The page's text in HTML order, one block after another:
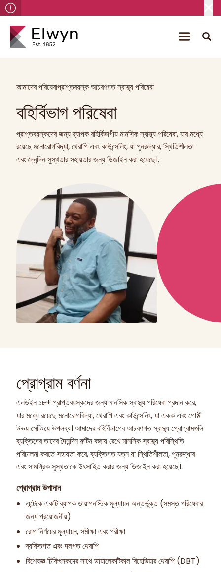
আমাদের পরিষেবাপ্রাপ্তবয়স্ক আচরণগত স্বাস্থ্য পরিষেবা
বহির্বিভাগ পরিষেবা
প্রাপ্তবয়স্কদের জন্য ব্যাপক বহির্বিভাগীয় মানসিক স্বাস্থ্য পরিষেবা, যার মধ্যে
রয়েছে মনোরোগবিদ্যা, থেরাপি এবং কাউন্সেলিং, যা পুনরুদ্ধার, স্থিতিশীলতা
এবং দৈনন্দিন সুস্থতার সহায়তার জন্য ডিজাইন করা হয়েছে।.
প্রোগ্রাম বর্ণনা
এলউইন ১৮+ প্রাপ্তবয়স্কদের জন্য মানসিক স্বাস্থ্য পরিষেবা প্রদান করে,
যার মধ্যে রয়েছে মনোরোগবিদ্যা, থেরাপি এবং কাউন্সেলিং, যা একক এবং গোষ্ঠী
উভয় সেটিংয়ে উপলব্ধ। আমাদের বহির্বিভাগের আচরণগত স্বাস্থ্য প্রোগ্রামগুলি
ব্যক্তিদের তাদের দৈনন্দিন রুটিন বজায় রেখে মানসিক স্বাস্থ্য পরিস্থিতি
পরিচালনা করতে সহায়তা করে, ব্যক্তিগত যত্ন যা স্থিতিশীলতা, পুনরুদ্ধার
এবং সামগ্রিক সুস্থতাকে উৎসাহিত করার জন্য ডিজাইন করা হয়েছে।.
প্রোগ্রাম উপাদান
এন্টেকে একটি ব্যাপক ডায়াগনস্টিক মূল্যায়ন অন্তর্ভুক্ত (সমস্ত পরিষেবার
জন্য প্রয়োজনীয়)
রোগ নির্ণয়ের মূল্যায়ন, সমীক্ষা এবং পরীক্ষা
ব্যক্তিগত এবং দলগত থেরাপি
বিশেষজ্ঞ চিকিৎসকদের সাথে ডায়ালেকটিকাল বিহেভিয়ার থেরাপি (DBT)